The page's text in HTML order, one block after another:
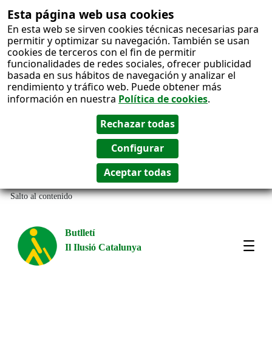
Esta página web usa cookies
En esta web se sirven cookies técnicas necesarias para
permitir y optimizar su navegación. También se usan
cookies de terceros con el fin de permitir
funcionalidades de redes sociales, ofrecer publicidad
basada en sus hábitos de navegación y analizar el
rendimiento y tráfico web. Puede obtener más
información en nuestra Política de cookies.
Salto al contenido
Butlletí
Il Ilusió Catalunya